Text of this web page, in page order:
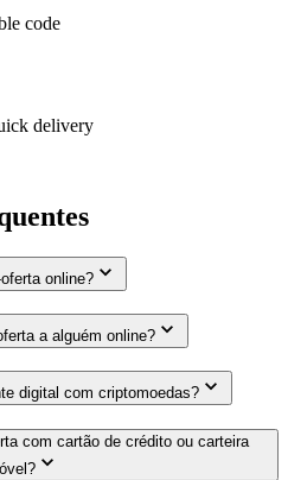
code
delivery
online?
a alguém online?
digital com criptomoedas?
com cartão de crédito ou carteira